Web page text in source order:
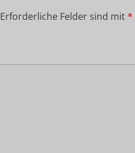
Erforderliche Felder sind mit*